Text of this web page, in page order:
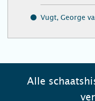
Vugt, George
Alle